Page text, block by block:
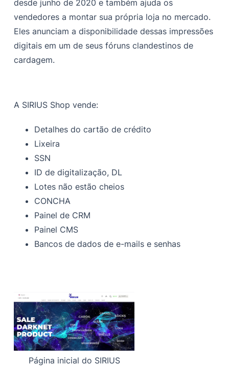
desde junho de 2020 e também ajuda os
vendedores a montar sua própria loja no mercado.
Eles anunciam a disponibilidade dessas impressões
digitais em um de seus fóruns clandestinos de
cardagem.
A SIRIUS Shop vende:
Detalhes do cartão de crédito
Lixeira
SSN
ID de digitalização, DL
Lotes não estão cheios
CONCHA
Painel de CRM
Painel CMS
Bancos de dados de e-mails e senhas
Página inicial do SIRIUS